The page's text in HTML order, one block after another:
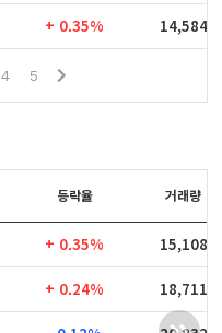
+ 0.35% 14,584
4 5
등락율 거래량
+ 0.35% 15,108
+ 0.24% 18,711